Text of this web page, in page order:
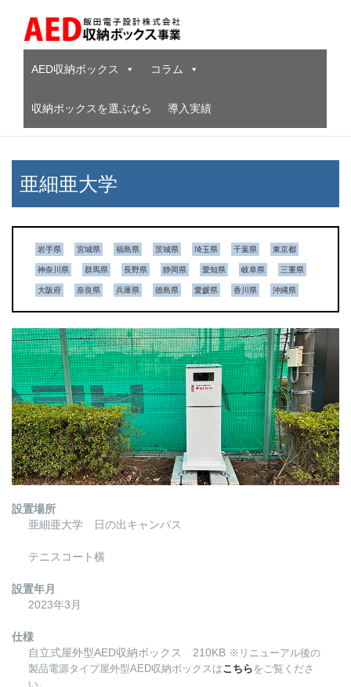
AED収納ボックス
コラム
収納ボックスを選ぶなら 導入実績
亜細亜大学
岩手県 宮城県 福島県 茨城県 埼玉県 千葉県 東京都
神奈川県 群馬県 長野県 静岡県 愛知県 岐阜県 三重県
大阪府 奈良県 兵庫県 徳島県 愛媛県 香川県 沖縄県
設置場所
亜細亜大学 日の出キャンパス
テニスコート横
設置年月
2023年3月
仕様
自立式屋外型AED収納ボックス 210KB ※リニューアル後の
製品電源タイプ屋外型AED収納ボックスはこちらをご覧くださ
い。